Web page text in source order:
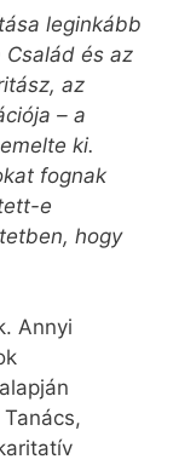
leginkább
Család és az
az
– a
ki.
fognak
e
hogy
Annyi